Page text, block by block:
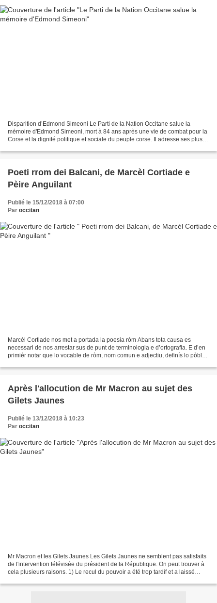
Disparition d’Edmond Simeoni Le Parti de la Nation Occitane salue la
mémoire d'Edmond Simeoni, mort à 84 ans après une vie de combat pour la
Corse et la dignité politique et sociale du peuple corse. Il adresse ses plus
Poeti rrom dei Balcani, de Marcèl Cortiade e
Pèire Anguilant
Publié le 15/12/2018 à 07:00
Par occitan
Marcèl Cortiade nos met a portada la poesia ròm Abans tota causa es
necessari de nos arrestar sus de punt de terminologia e d’ortografia. E d’en
primièr notar que lo vocable de ròm, nom comun e adjectiu, definís lo pòble
Après l'allocution de Mr Macron au sujet des
Gilets Jaunes
Publié le 13/12/2018 à 10:23
Par occitan
Mr Macron et les Gilets Jaunes Les Gilets Jaunes ne semblent pas satisfaits
de l'intervention télévisée du président de la République. On peut trouver à
cela plusieurs raisons. 1) Le recul du pouvoir a été trop tardif et a laissé